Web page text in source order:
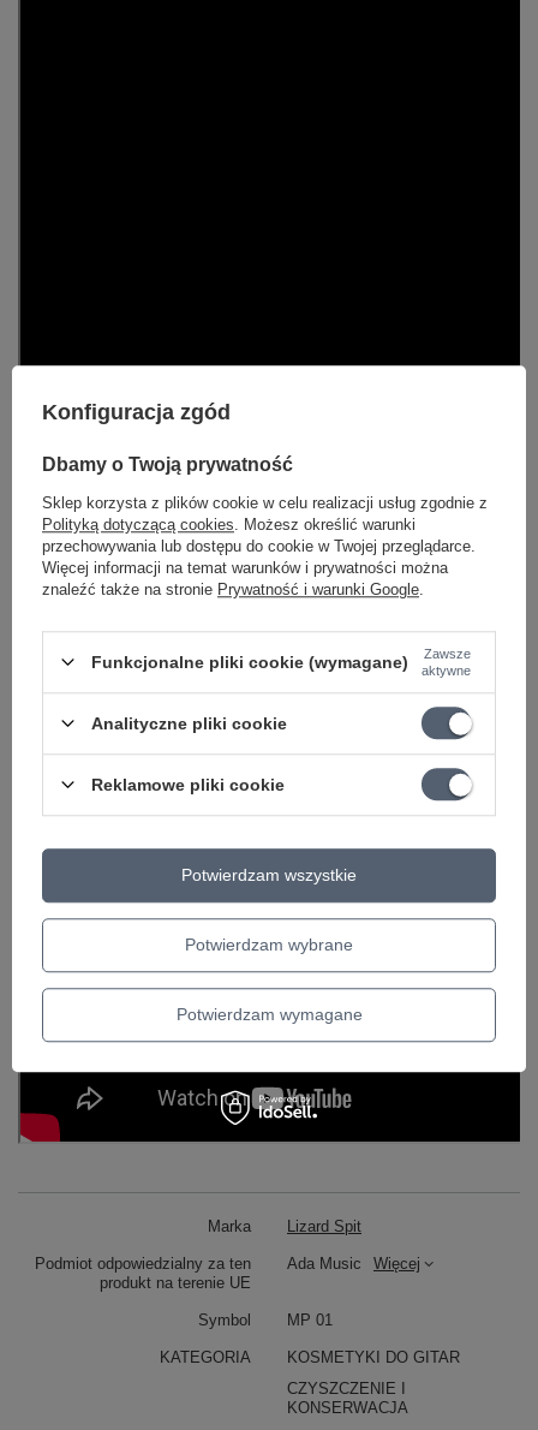
Marka Lizard Spit
Podmiot odpowiedzialny za ten
produkt na terenie UE
Ada Music Więcej
Symbol MP 01
KATEGORIA
KOSMETYKI DO GITAR
CZYSZCZENIE I
KONSERWACJA
Konfiguracja zgód
Dbamy o Twoją prywatność
Sklep korzysta z plików cookie w celu realizacji usług zgodnie z
Polityką dotyczącą cookies . Możesz określić warunki
przechowywania lub dostępu do cookie w Twojej przeglądarce.
Więcej informacji na temat warunków i prywatności można
znaleźć także na stronie Prywatność i warunki Google
Funkcjonalne pliki cookie (wymagane)
Zawsze
aktywne
Analityczne pliki cookie
Reklamowe pliki cookie
Potwierdzam wybrane
Potwierdzam wymagane
Potwierdzam wszystkie